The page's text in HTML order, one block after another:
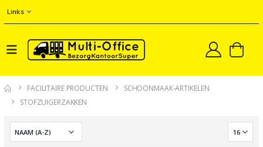
Links
FACILITAIRE PRODUCTEN
SCHOONMAAK-ARTIKELEN
STOFZUIGERZAKKEN